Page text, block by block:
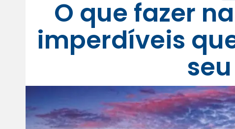
O que fazer
imperdíveis